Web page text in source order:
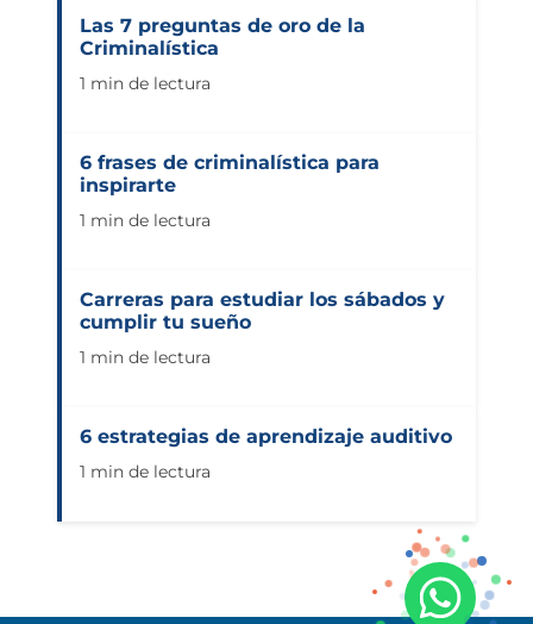
Las 7 preguntas de oro de la
Criminalística
1 min de lectura
6 frases de criminalística para
inspirarte
1 min de lectura
Carreras para estudiar los sábados y
cumplir tu sueño
1 min de lectura
6 estrategias de aprendizaje auditivo
1 min de lectura